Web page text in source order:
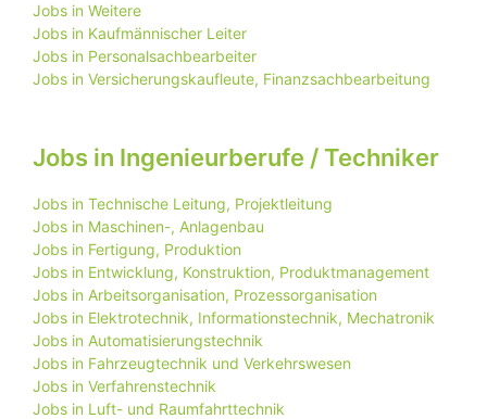
Jobs in Weitere
Jobs in Kaufmännischer Leiter
Jobs in Personalsachbearbeiter
Jobs in Versicherungskaufleute, Finanzsachbearbeitung
Jobs in Ingenieurberufe / Techniker
Jobs in Technische Leitung, Projektleitung
Jobs in Maschinen-, Anlagenbau
Jobs in Fertigung, Produktion
Jobs in Entwicklung, Konstruktion, Produktmanagement
Jobs in Arbeitsorganisation, Prozessorganisation
Jobs in Elektrotechnik, Informationstechnik, Mechatronik
Jobs in Automatisierungstechnik
Jobs in Fahrzeugtechnik und Verkehrswesen
Jobs in Verfahrenstechnik
Jobs in Luft- und Raumfahrttechnik